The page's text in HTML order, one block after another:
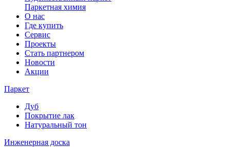
Паркетная химия
О нас
Где купить
Сервис
Проекты
Стать партнером
Новости
Акции
Паркет
Дуб
Покрытие лак
Натуральный тон
Инженерная доска